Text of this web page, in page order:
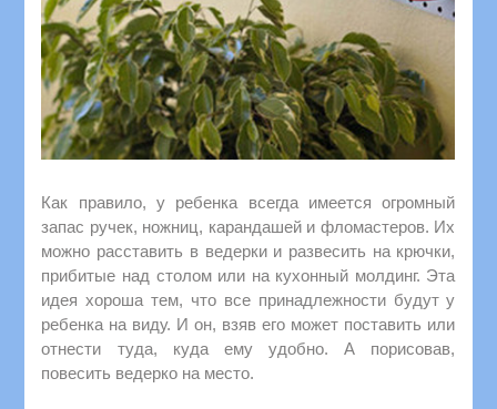
Как правило, у ребенка всегда имеется огромный
запас ручек, ножниц, карандашей и фломастеров. Их
можно расставить в ведерки и развесить на крючки,
прибитые над столом или на кухонный молдинг. Эта
идея хороша тем, что все принадлежности будут у
ребенка на виду. И он, взяв его может поставить или
отнести туда, куда ему удобно. А порисовав,
повесить ведерко на место.